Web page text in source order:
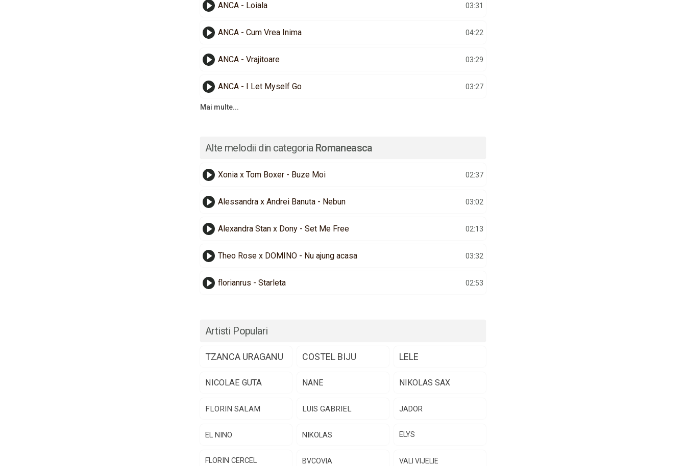
ANCA - Loiala 03:31
ANCA - Cum Vrea Inima 04:22
ANCA - Vrajitoare 03:29
ANCA - I Let Myself Go 03:27
Mai multe...
Alte melodii din categoria Romaneasca
Xonia x Tom Boxer - Buze Moi 02:37
Alessandra x Andrei Banuta - Nebun 03:02
Alexandra Stan x Dony - Set Me Free 02:13
Theo Rose x DOMINO - Nu ajung acasa 03:32
florianrus - Starleta 02:53
Artisti Populari
TZANCA URAGANU COSTEL BIJU LELE
NICOLAE GUTA NANE NIKOLAS SAX
FLORIN SALAM LUIS GABRIEL JADOR
EL NINO NIKOLAS ELYS
FLORIN CERCEL BVCOVIA VALI VIJELIE